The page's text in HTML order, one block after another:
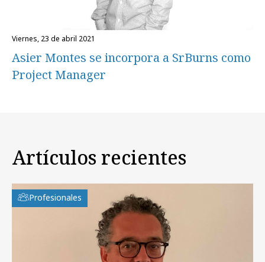
viernes, 23 de abril 2021
Asier Montes se incorpora a SrBurns como
Project Manager
Artículos recientes
Profesionales